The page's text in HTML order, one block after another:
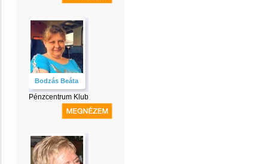
Bodzás Beáta
Pénzcentrum Klub